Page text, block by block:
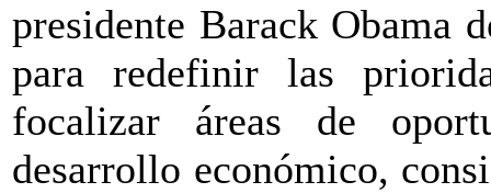
presidente Barack Obama
para redefinir las
focalizar áreas de
desarrollo económico,